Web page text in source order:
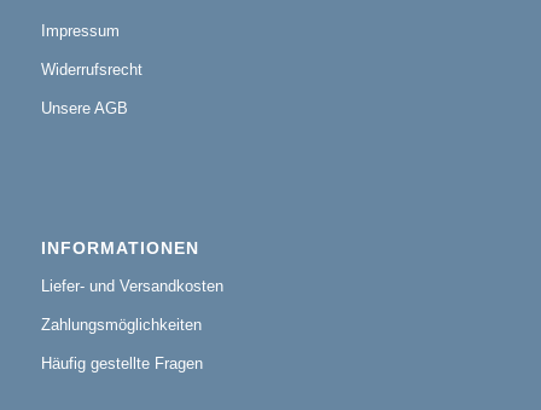
Impressum
Widerrufsrecht
Unsere AGB
INFORMATIONEN
Liefer- und Versandkosten
Zahlungsmöglichkeiten
Häufig gestellte Fragen